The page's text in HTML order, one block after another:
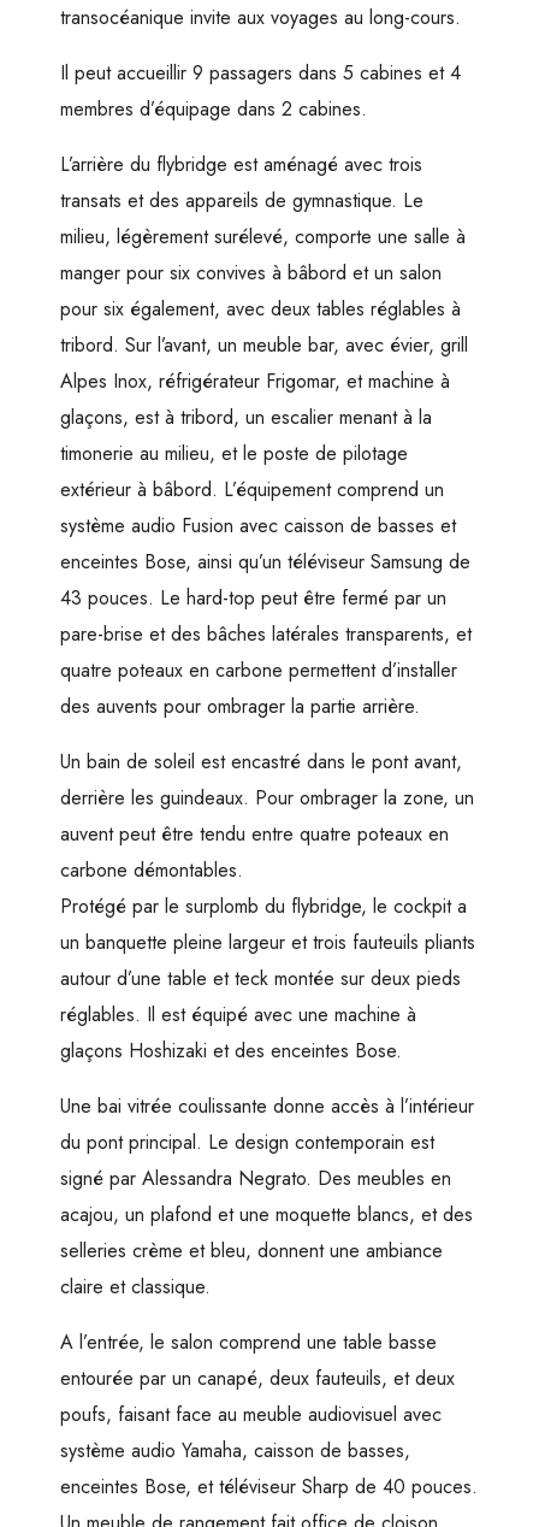
transocéanique invite aux voyages au long-cours.
Il peut accueillir 9 passagers dans 5 cabines et 4
membres d’équipage dans 2 cabines.
L’arrière du flybridge est aménagé avec trois
transats et des appareils de gymnastique. Le
milieu, légèrement surélevé, comporte une salle à
manger pour six convives à bâbord et un salon
pour six également, avec deux tables réglables à
tribord. Sur l’avant, un meuble bar, avec évier, grill
Alpes Inox, réfrigérateur Frigomar, et machine à
glaçons, est à tribord, un escalier menant à la
timonerie au milieu, et le poste de pilotage
extérieur à bâbord. L’équipement comprend un
système audio Fusion avec caisson de basses et
enceintes Bose, ainsi qu’un téléviseur Samsung de
43 pouces. Le hard-top peut être fermé par un
pare-brise et des bâches latérales transparents, et
quatre poteaux en carbone permettent d’installer
des auvents pour ombrager la partie arrière.
Un bain de soleil est encastré dans le pont avant,
derrière les guindeaux. Pour ombrager la zone, un
auvent peut être tendu entre quatre poteaux en
carbone démontables.
Protégé par le surplomb du flybridge, le cockpit a
un banquette pleine largeur et trois fauteuils pliants
autour d’une table et teck montée sur deux pieds
réglables. Il est équipé avec une machine à
glaçons Hoshizaki et des enceintes Bose.
Une bai vitrée coulissante donne accès à l’intérieur
du pont principal. Le design contemporain est
signé par Alessandra Negrato. Des meubles en
acajou, un plafond et une moquette blancs, et des
selleries crème et bleu, donnent une ambiance
claire et classique.
A l’entrée, le salon comprend une table basse
entourée par un canapé, deux fauteuils, et deux
poufs, faisant face au meuble audiovisuel avec
système audio Yamaha, caisson de basses,
enceintes Bose, et téléviseur Sharp de 40 pouces.